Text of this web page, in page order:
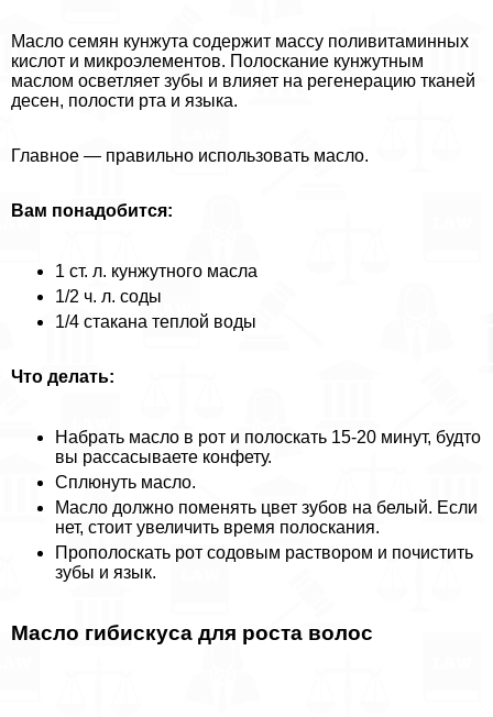
Масло семян кунжута содержит массу поливитаминных
кислот и микроэлементов. Полоскание кунжутным
маслом осветляет зубы и влияет на регенерацию тканей
десен, полости рта и языка.
Главное — правильно использовать масло.
Вам понадобится:
1 ст. л. кунжутного масла
1/2 ч. л. соды
1/4 стакана теплой воды
Что делать:
Набрать масло в рот и полоскать 15-20 минут, будто
вы рассасываете конфету.
Сплюнуть масло.
Масло должно поменять цвет зубов на белый. Если
нет, стоит увеличить время полоскания.
Прополоскать рот содовым раствором и почистить
зубы и язык.
Масло гибискуса для роста волос